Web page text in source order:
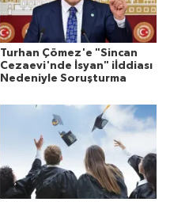
Turhan Çömez'e "Sincan
Cezaevi'nde İsyan" iİddiası
Nedeniyle Soruşturma